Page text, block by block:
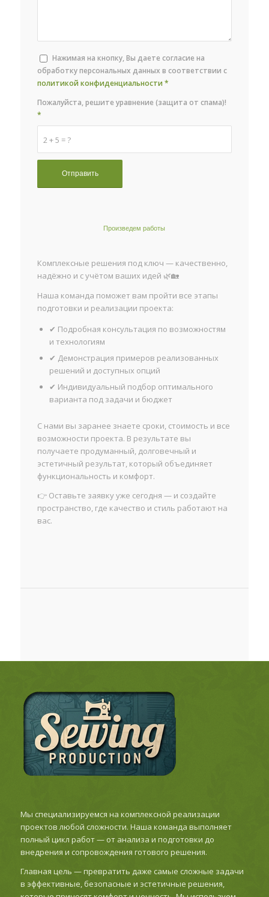
Нажимая на кнопку, Вы даете согласие на
обработку персональных данных в соответствии с
политикой конфиденциальности *
2 + 5 = ?
Пожалуйста, решите уравнение (защита от спама)!
*
Произведем работы
Комплексные решения под ключ — качественно,
надёжно и с учётом ваших идей 🌿🏡
Наша команда поможет вам пройти все этапы
подготовки и реализации проекта:
✔ Подробная консультация по возможностям
и технологиям
✔ Демонстрация примеров реализованных
решений и доступных опций
✔ Индивидуальный подбор оптимального
варианта под задачи и бюджет
С нами вы заранее знаете сроки, стоимость и все
возможности проекта. В результате вы
получаете продуманный, долговечный и
эстетичный результат, который объединяет
функциональность и комфорт.
👉 Оставьте заявку уже сегодня — и создайте
пространство, где качество и стиль работают на
вас.
Мы специализируемся на комплексной реализации
проектов любой сложности. Наша команда выполняет
полный цикл работ — от анализа и подготовки до
внедрения и сопровождения готового решения.
Главная цель — превратить даже самые сложные задачи
в эффективные, безопасные и эстетичные решения,